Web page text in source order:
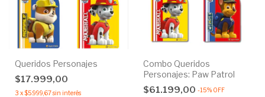
Queridos Personajes
$17.999,00
3 x$5.999,67sin interés
Combo Queridos
Personajes: Paw Patrol
$61.199,00 -15% OFF